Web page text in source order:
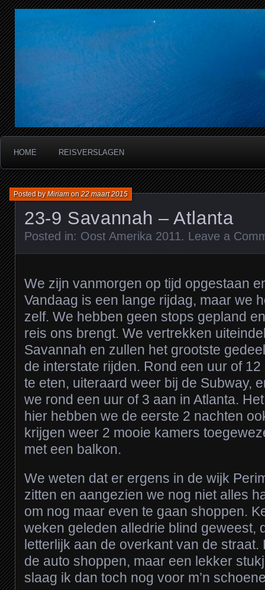
Miriam's reisverslagen
HOME REISVERSLAGEN
23-9 Savannah – Atlanta
Posted byMiriamon22 maart 2015
Posted in: Oost Amerika 2011. Leave a
We zijn vanmorgen op tijd opgestaan
Vandaag is een lange rijdag, maar we
zelf. We hebben geen stops gepland
reis ons brengt. We vertrekken
Savannah en zullen het grootste
de interstate rijden. Rond een uur of
te eten, uiteraard weer bij de Subway,
we rond een uur of 3 aan in Atlanta.
hier hebben we de eerste 2 nachten
krijgen weer 2 mooie kamers
met een balkon.
We weten dat er ergens in de wijk
zitten en aangezien we nog niet alles
om nog maar even te gaan shoppen.
weken geleden alledrie blind geweest,
letterlijk aan de overkant van de straat.
de auto shoppen, maar een lekker
slaag ik dan toch nog voor m’n